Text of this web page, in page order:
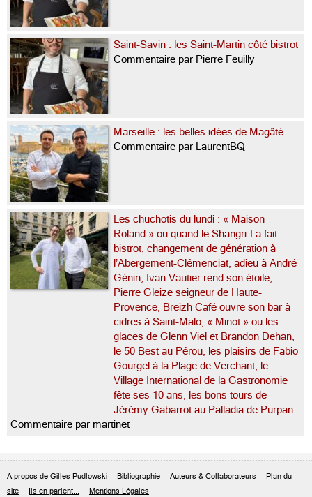
Saint-Savin : les Saint-Martin côté bistrot
Commentaire par Pierre Feuilly
Marseille : les belles idées de Magâté
Commentaire par LaurentBQ
Les chuchotis du lundi : « Maison
Roland » ou quand le Shangri-La fait
bistrot, changement de génération à
l’Abergement-Clémenciat, adieu à André
Génin, Ivan Vautier rend son étoile,
Pierre Gleize seigneur de Haute-
Provence, Breizh Café ouvre son bar à
cidres à Saint-Malo, « Minot » ou les
glaces de Glenn Viel et Brandon Dehan,
le 50 Best au Pérou, les plaisirs de Fabio
Gourgel à la Plage de Verchant, le
Village International de la Gastronomie
fête ses 10 ans, les bons tours de
Jérémy Gabarrot au Palladia de Purpan
Commentaire par martinet
A propos de Gilles Pudlowski Bibliographie Auteurs & Collaborateurs
Plan du
site
Ils en parlent... Mentions Légales